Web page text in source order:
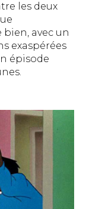
les deux
avec un
exaspérées
épisode